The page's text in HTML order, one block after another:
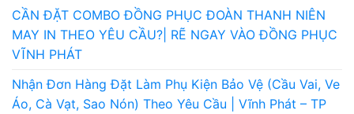
CẦN ĐẶT COMBO ĐỒNG PHỤC ĐOÀN THANH NIÊN
MAY IN THEO YÊU CẦU?| RẼ NGAY VÀO ĐỒNG PHỤC
VĨNH PHÁT
Nhận Đơn Hàng Đặt Làm Phụ Kiện Bảo Vệ (Cầu Vai, Ve
Áo, Cà Vạt, Sao Nón) Theo Yêu Cầu | Vĩnh Phát – TP